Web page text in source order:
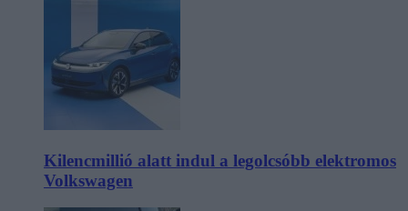
Kilencmillió alatt indul a legolcsóbb elektromos
Volkswagen